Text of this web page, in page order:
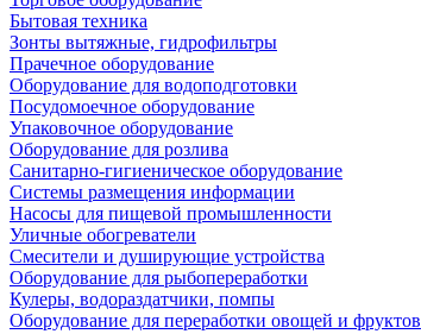
Бытовая техника
Зонты вытяжные, гидрофильтры
Прачечное оборудование
Оборудование для водоподготовки
Посудомоечное оборудование
Упаковочное оборудование
Оборудование для розлива
Санитарно-гигиеническое оборудование
Системы размещения информации
Насосы для пищевой промышленности
Уличные обогреватели
Смесители и душирующие устройства
Оборудование для рыбопереработки
Кулеры, водораздатчики, помпы
Оборудование для переработки овощей и фруктов